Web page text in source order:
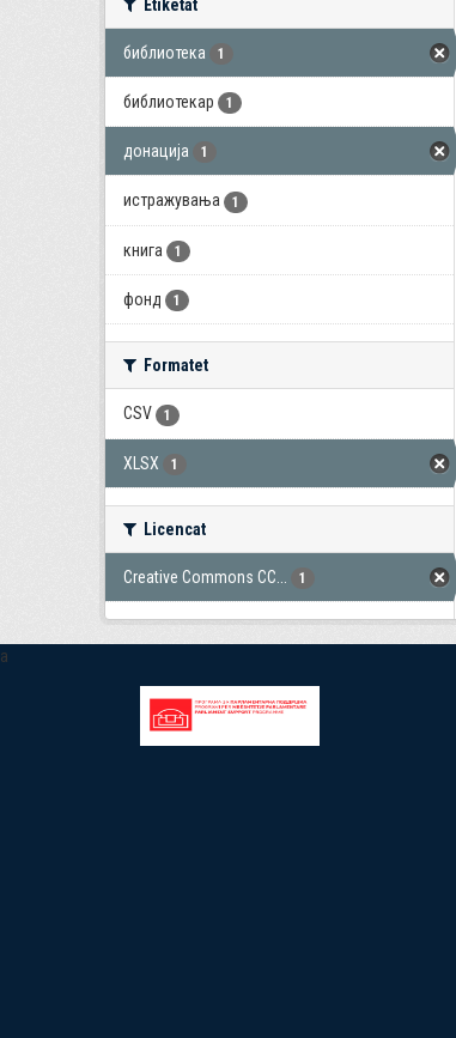
Etiketat
библиотека 1
библиотекар 1
донација 1
истражувања 1
книга 1
фонд 1
Formatet
CSV 1
XLSX 1
Licencat
Creative Commons CC... 1
a